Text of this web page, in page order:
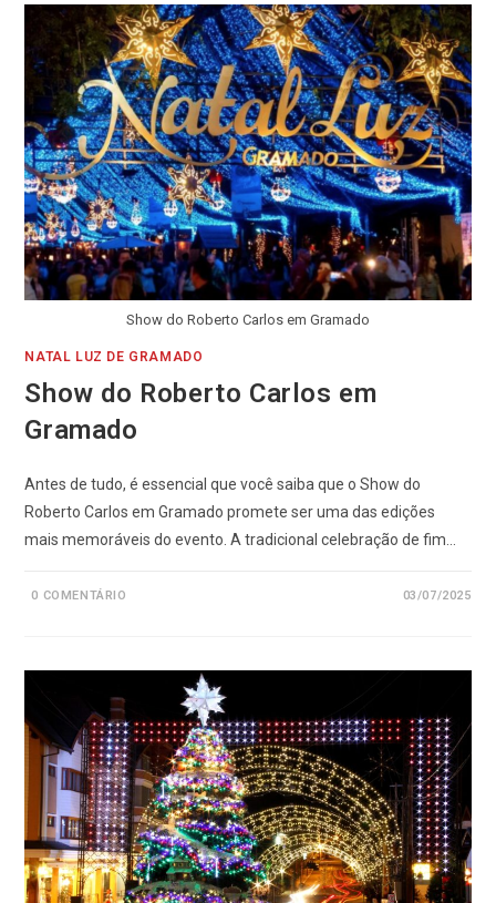
Show do Roberto Carlos em Gramado
NATAL LUZ DE GRAMADO
Show do Roberto Carlos em
Gramado
Antes de tudo, é essencial que você saiba que o Show do
Roberto Carlos em Gramado promete ser uma das edições
mais memoráveis do evento. A tradicional celebração de fim…
0 COMENTÁRIO 03/07/2025